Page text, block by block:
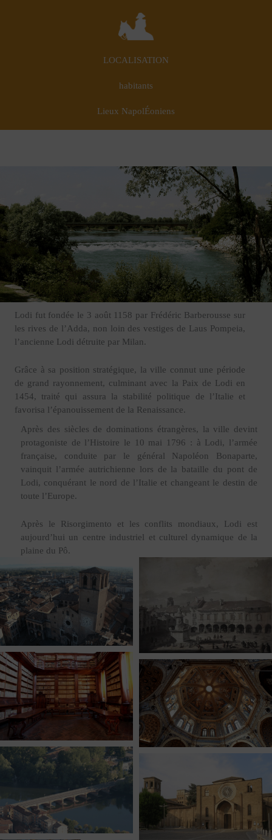
LOCALISATION
habitants
Lieux NapolÉoniens
Lodi fut fondée le 3 août 1158 par Frédéric Barberousse sur
les rives de l’Adda, non loin des vestiges de Laus Pompeia,
l’ancienne Lodi détruite par Milan.
Grâce à sa position stratégique, la ville connut une période
de grand rayonnement, culminant avec la Paix de Lodi en
1454, traité qui assura la stabilité politique de l’Italie et
favorisa l’épanouissement de la Renaissance.
Après des siècles de dominations étrangères, la ville devint
protagoniste de l’Histoire le 10 mai 1796 : à Lodi, l’armée
française, conduite par le général Napoléon Bonaparte,
vainquit l’armée autrichienne lors de la bataille du pont de
Lodi, conquérant le nord de l’Italie et changeant le destin de
toute l’Europe.
Après le Risorgimento et les conflits mondiaux, Lodi est
aujourd’hui un centre industriel et culturel dynamique de la
plaine du Pô.